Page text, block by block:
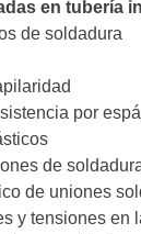
en tubería
de soldadura
por
de
de uniones
y tensiones en